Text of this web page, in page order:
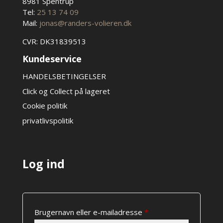
Tel: 25 13 74 09
Mail: jonas@randers-volieren.dk
CVR: DK31839513
Kundeservice
HANDELSBETINGELSER
Click og Collect på lageret
Cookie politik
privatlivspolitik
Log ind
Brugernavn eller e-mailadresse *Påkrævet